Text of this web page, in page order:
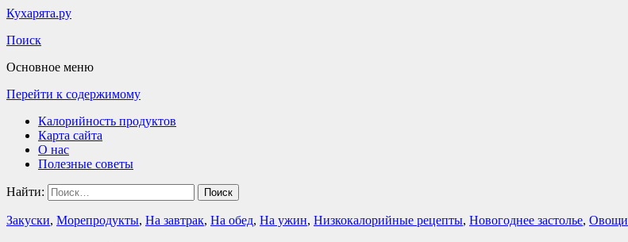
Кухарята.ру
Поиск
Основное меню
Перейти к содержимому
Калорийность продуктов
Карта сайта
О нас
Полезные советы
Найти:
Закуски, Морепродукты, На завтрак, На обед, На ужин, Низкокалорийные рецепты, Новогоднее застолье, Овощи